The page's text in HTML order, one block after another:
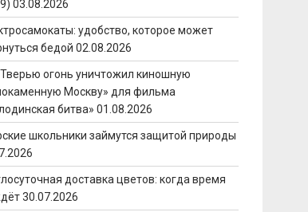
03.08.2026
удобство, которое может
бедой 02.08.2026
огонь уничтожил киношную
Москву» для фильма
битва» 01.08.2026
школьники займутся защитой природы
доставка цветов: когда время
30.07.2026